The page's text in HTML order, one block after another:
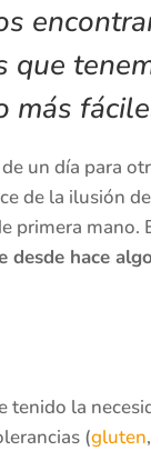
que
más
un día para
de la ilusión
primera mano.
hace
la
(gluten